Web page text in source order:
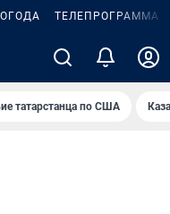
ТЕЛЕПРОГРАММА
татарстанца по США